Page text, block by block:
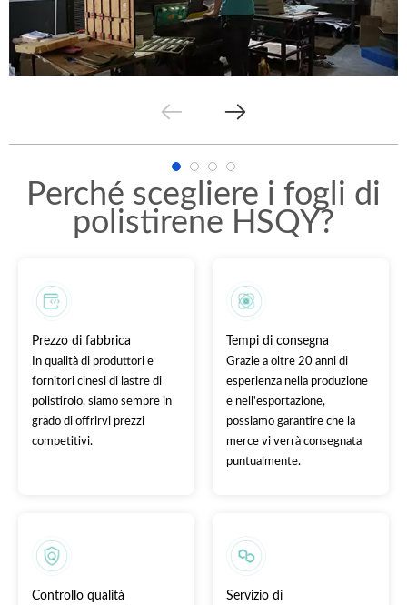
Perché scegliere i fogli di
polistirene HSQY?
Prezzo di fabbrica
In qualità di produttori e
fornitori cinesi di lastre di
polistirolo, siamo sempre in
grado di offrirvi prezzi
competitivi.
Tempi di consegna
Grazie a oltre 20 anni di
esperienza nella produzione
e nell'esportazione,
possiamo garantire che la
merce vi verrà consegnata
puntualmente.
Controllo qualità
Servizio di